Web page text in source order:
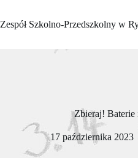
treści
Zespół Szkolno-Przedszkolny w
Zbieraj! Baterie
17 października 2023